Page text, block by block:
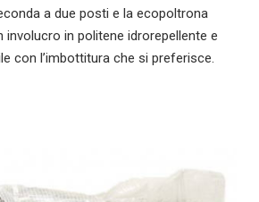
a due posti e la ecopoltrona
involucro in politene idrorepellente e
con l’imbottitura che si preferisce.